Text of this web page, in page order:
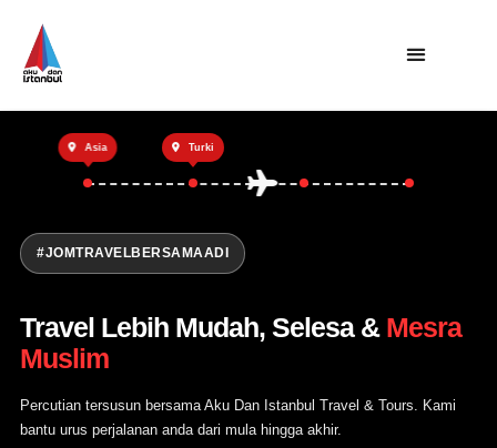
Utama
Private Trip
Open Trip
Tentang Kami
Hubungi Kami
Asia Turki
#JOMTRAVELBERSAMAADI
Travel Lebih Mudah, Selesa & Mesra
Muslim
Percutian tersusun bersama Aku Dan Istanbul Travel & Tours. Kami
bantu urus perjalanan anda dari mula hingga akhir.